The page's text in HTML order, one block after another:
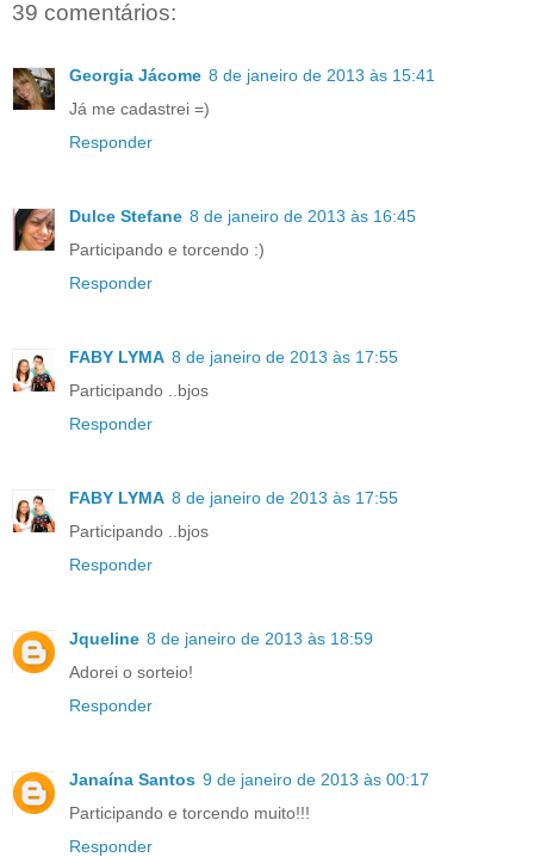
39 comentários:
Georgia Jácome 8 de janeiro de 2013 às 15:41
Já me cadastrei =)
Responder
Dulce Stefane 8 de janeiro de 2013 às 16:45
Participando e torcendo :)
Responder
FABY LYMA 8 de janeiro de 2013 às 17:55
Participando ..bjos
Responder
FABY LYMA 8 de janeiro de 2013 às 17:55
Participando ..bjos
Responder
Jqueline 8 de janeiro de 2013 às 18:59
Adorei o sorteio!
Responder
Janaína Santos 9 de janeiro de 2013 às 00:17
Participando e torcendo muito!!!
Responder